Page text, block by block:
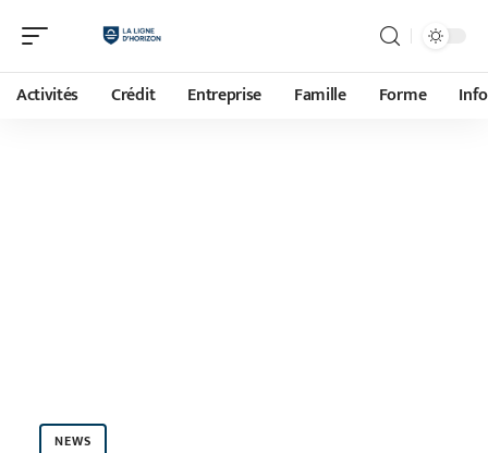
Activités Crédit Entreprise Famille Forme
NEWS